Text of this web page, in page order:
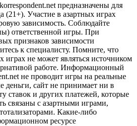
предназначены для
(21+). Участие в азартных играх
зависимость. Соблюдайте
ответственной игры. При
признаков зависимости
к специалисту. Помните, что
играх не может являться источником
работе. Информационный
не проводит игры на реальные
деньги, сайт не принимает ни в
ставок и других платежей, которые
связаны с азартными играми,
Какие-либо
ресурсе